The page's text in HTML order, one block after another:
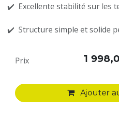
✔️ Excellente stabilité sur les
✔️ Structure simple et solide
Ajouter
Prix 1